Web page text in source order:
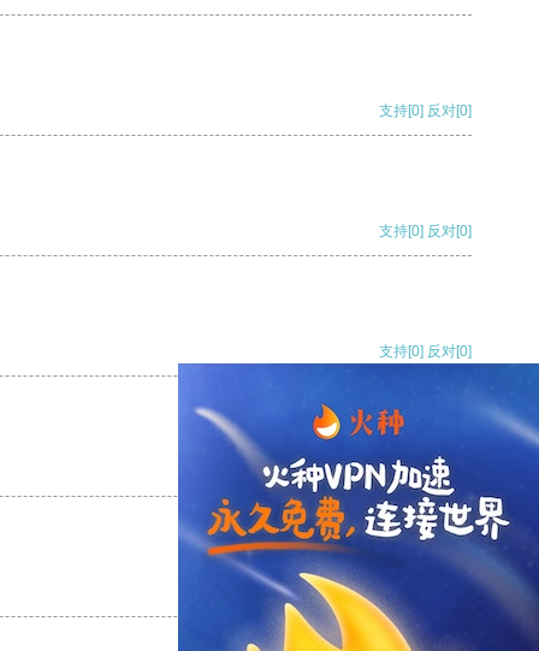
支持[0] 反对[0]
支持[0] 反对[0]
支持[0] 反对[0]
支持[0] 反对
支持